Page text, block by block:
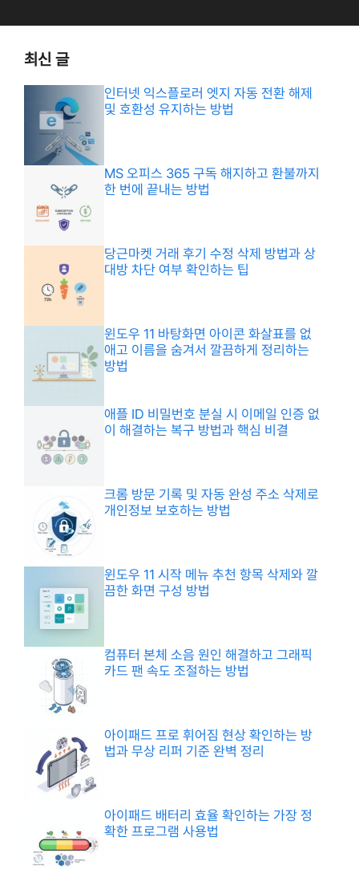
최신 글
인터넷 익스플로러 엣지 자동 전환 해제
및 호환성 유지하는 방법
MS 오피스 365 구독 해지하고 환불까지
한 번에 끝내는 방법
당근마켓 거래 후기 수정 삭제 방법과 상
대방 차단 여부 확인하는 팁
윈도우 11 바탕화면 아이콘 화살표를 없
애고 이름을 숨겨서 깔끔하게 정리하는
방법
애플 ID 비밀번호 분실 시 이메일 인증 없
이 해결하는 복구 방법과 핵심 비결
크롬 방문 기록 및 자동 완성 주소 삭제로
개인정보 보호하는 방법
윈도우 11 시작 메뉴 추천 항목 삭제와 깔
끔한 화면 구성 방법
컴퓨터 본체 소음 원인 해결하고 그래픽
카드 팬 속도 조절하는 방법
아이패드 프로 휘어짐 현상 확인하는 방
법과 무상 리퍼 기준 완벽 정리
아이패드 배터리 효율 확인하는 가장 정
확한 프로그램 사용법